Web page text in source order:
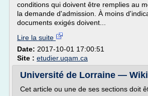
conditions qui doivent être remplies au
la demande d'admission. À moins
documents exigés doivent...
Lire la suite
Date: 2017-10-01 17:00:51
Site : etudier.uqam.ca
Université de Lorraine —
Cet article ou une de ses sections doit